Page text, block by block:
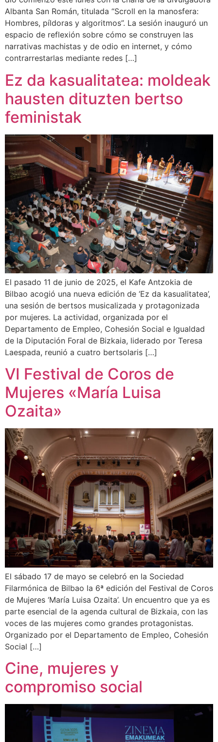
Albanta San Román, titulada “Scroll en la manosfera:
Hombres, píldoras y algoritmos”. La sesión inauguró un
espacio de reflexión sobre cómo se construyen las
narrativas machistas y de odio en internet, y cómo
contrarrestarlas mediante redes […]
Ez da kasualitatea: moldeak
hausten dituzten bertso
feministak
El pasado 11 de junio de 2025, el Kafe Antzokia de
Bilbao acogió una nueva edición de ‘Ez da kasualitatea’,
una sesión de bertsos musicalizada y protagonizada
por mujeres. La actividad, organizada por el
Departamento de Empleo, Cohesión Social e Igualdad
de la Diputación Foral de Bizkaia, liderado por Teresa
Laespada, reunió a cuatro bertsolaris […]
VI Festival de Coros de
Mujeres «María Luisa
Ozaita»
El sábado 17 de mayo se celebró en la Sociedad
Filarmónica de Bilbao la 6ª edición del Festival de Coros
de Mujeres ‘María Luisa Ozaita’. Un encuentro que ya es
parte esencial de la agenda cultural de Bizkaia, con las
voces de las mujeres como grandes protagonistas.
Organizado por el Departamento de Empleo, Cohesión
Social […]
Cine, mujeres y
compromiso social